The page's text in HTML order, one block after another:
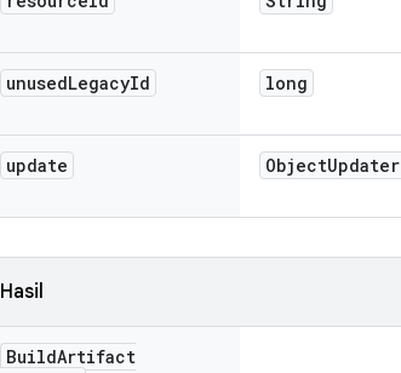
unusedLegacyId long
update ObjectUpdater
Hasil
BuildArtifact